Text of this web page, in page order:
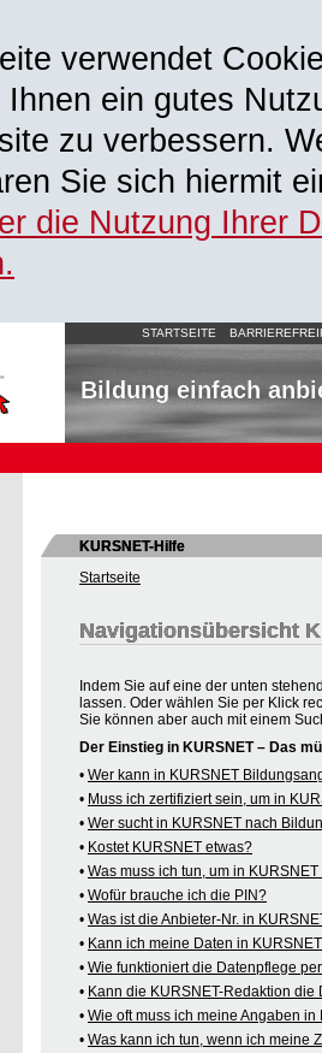
verwendet
Ihnen ein gutes
zu verbessern.
Sie sich hiermit
die Nutzung Ihrer
STARTSEITE
Bildung einfach
KURSNET-Hilfe
Startseite
Navigationsübersicht
Indem Sie auf eine der unten
lassen. Oder wählen Sie per Klick
Sie können aber auch mit einem
Der Einstieg in KURSNET – Das
• Wer kann in KURSNET
• Muss ich zertifiziert sein, um in
• Wer sucht in KURSNET nach
• Kostet KURSNET etwas?
• Was muss ich tun, um in
• Wofür brauche ich die PIN?
• Was ist die Anbieter-Nr. in
• Kann ich meine Daten in
• Wie funktioniert die Datenpflege
• Kann die KURSNET-Redaktion
• Wie oft muss ich meine Angaben
• Was kann ich tun, wenn ich meine